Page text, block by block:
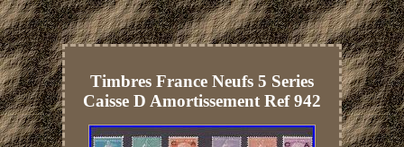
Timbres France Neufs 5 Series
Caisse D Amortissement Ref 942